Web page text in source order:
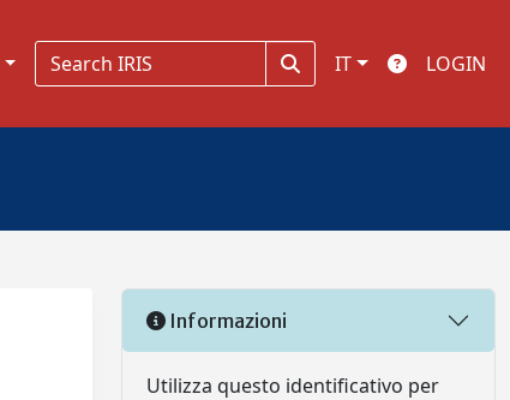
IT LOGIN
Informazioni
Utilizza questo identificativo per